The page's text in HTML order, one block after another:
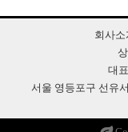
회사소
대
서울 영등포구 선유